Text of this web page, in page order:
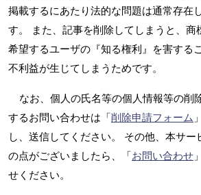
掲載するにあたり法的な問題は通常存在
す。 また、記事を削除してしまうと、商
希望するユーザの『知る権利』を害する
不利益が生じてしまうためです。
なお、個人の氏名等の個人情報等の削
するお問い合わせは「削除申請フォーム
し、送信してください。 その他、本サー
の点がございましたら、「お問い合わせ
せください。